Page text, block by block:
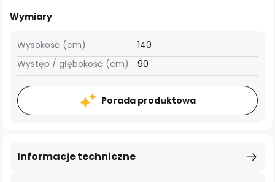
Wymiary
Wysokość (cm):
140
Występ / głębokość (cm): 90
Porada produktowa
Informacje techniczne